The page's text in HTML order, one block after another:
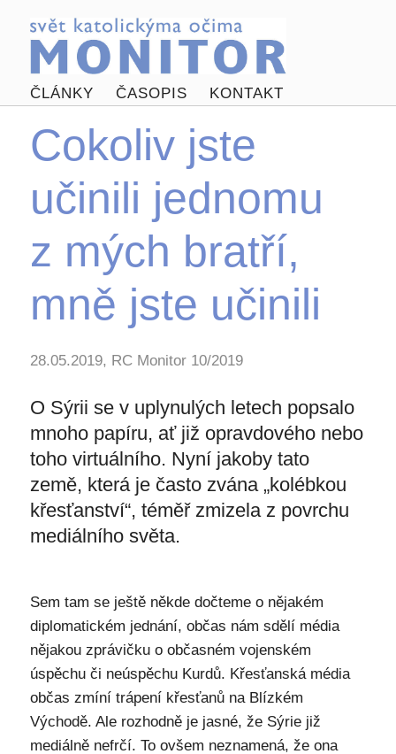
ČLÁNKY ČASOPIS KONTAKT
Cokoliv jste
učinili jednomu
z mých bratří,
mně jste učinili
28.05.2019, RC Monitor 10/2019
O Sýrii se v uplynulých letech popsalo
mnoho papíru, ať již opravdového nebo
toho virtuálního. Nyní jakoby tato
země, která je často zvána „kolébkou
křesťanství“, téměř zmizela z povrchu
mediálního světa.
Sem tam se ještě někde dočteme o nějakém
diplomatickém jednání, občas nám sdělí média
nějakou zprávičku o občasném vojenském
úspěchu či neúspěchu Kurdů. Křesťanská média
občas zmíní trápení křesťanů na Blízkém
Východě. Ale rozhodně je jasné, že Sýrie již
mediálně nefrčí. To ovšem neznamená, že ona